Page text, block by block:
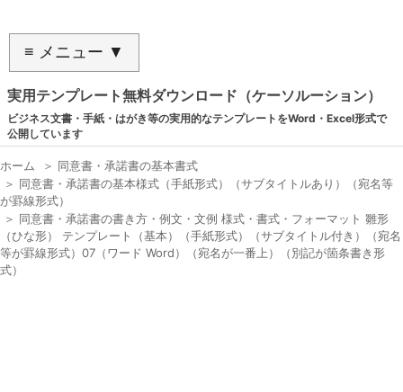
≡ メニュー ▼
実用テンプレート無料ダウンロード（ケーソルーション）
ビジネス文書・手紙・はがき等の実用的なテンプレートをWord・Excel形式で
公開しています
ホーム ＞ 同意書・承諾書の基本書式
＞ 同意書・承諾書の基本様式（手紙形式）（サブタイトルあり）（宛名等
が罫線形式）
＞ 同意書・承諾書の書き方・例文・文例 様式・書式・フォーマット 雛形
（ひな形） テンプレート（基本）（手紙形式）（サブタイトル付き）（宛名
等が罫線形式）07（ワード Word）（宛名が一番上）（別記が箇条書き形
式）